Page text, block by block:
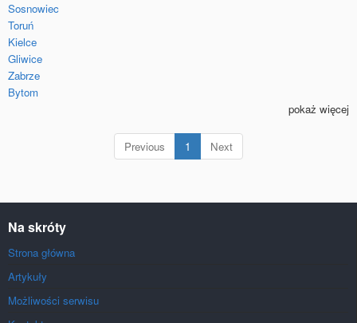
Sosnowiec
Toruń
Kielce
Gliwice
Zabrze
Bytom
pokaż więcej
Previous 1 (current)
Next
Na skróty
Strona główna
Artykuły
Możliwości serwisu